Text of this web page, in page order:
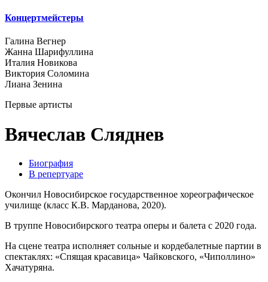
Концертмейстеры
Галина Вегнер
Жанна Шарифуллина
Италия Новикова
Виктория Соломина
Лиана Зенина
Первые артисты
Вячеслав Сляднев
Биография
В репертуаре
Окончил Новосибирское государственное хореографическое
училище (класс К.В. Марданова, 2020).
В труппе Новосибирского театра оперы и балета с 2020 года.
На сцене театра исполняет сольные и кордебалетные партии в
спектаклях: «Спящая красавица» Чайковского, «Чиполлино»
Хачатуряна.